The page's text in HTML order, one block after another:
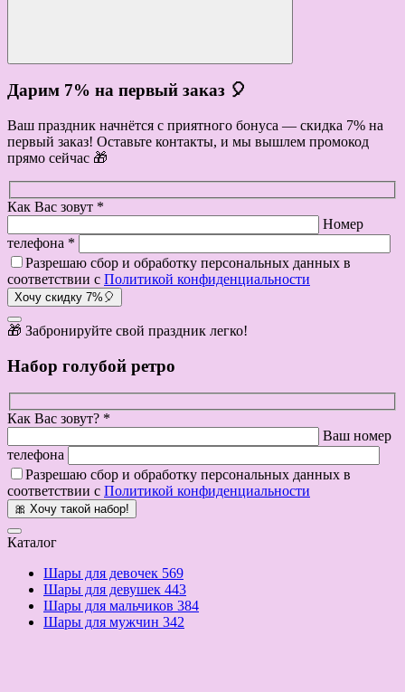
Дарим 7% на первый заказ 🎈
Ваш праздник начнётся с приятного бонуса — скидка 7% на
первый заказ! Оставьте контакты, и мы вышлем промокод
прямо сейчас 🎁
Как Вас зовут *
Номер
телефона *
Разрешаю сбор и обработку персональных данных в
соответствии с Политикой конфиденциальности
Хочу скидку 7%🎈
🎁 Забронируйте свой праздник легко!
Набор голубой ретро
Как Вас зовут? *
Ваш номер
телефона
Разрешаю сбор и обработку персональных данных в
соответствии с Политикой конфиденциальности
🎀 Хочу такой набор!
Каталог
Шары для девочек 569
Шары для девушек 443
Шары для мальчиков 384
Шары для мужчин 342